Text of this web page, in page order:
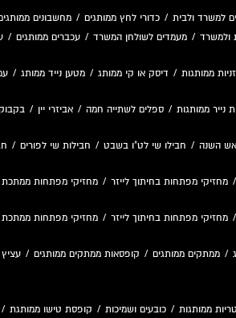
למשרד ולבית / כדורי לחץ ממותגים / מחשבונים
ולמשרד / מעמדים לשולחן המשרד / עכברים ממותגים /
ממותגות / דיסק או קי ממותג / מטען נייד ממותג /
נייר ממותגות / ספלים לשתייה חמה / אביזרי יין /
השנה / חבילו שי לט"ו בשבט / חבילות שי לפורים /
/ מחזיקי מפתחות בחיתוך לייזר / מחזיקי מפתחות ממתכת
/ מחזיקי מפתחות בחיתוך לייזר / מחזיקי מפתחות ממתכת
/ ממתקים ממותגים / קופסאות ממתקים ממותגים /
ממותגות / כובעים ושמיכות / קופסת טישו ממותגת /